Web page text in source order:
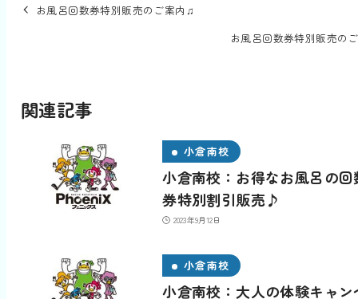
お風呂回数券特別販売のご案内♫
お風呂回数券特別販売の
関連記事
小倉南校
小倉南校：お得なお風呂の回
券特別割引販売♪
2023年9月12日
小倉南校
小倉南校：大人の体験キャン